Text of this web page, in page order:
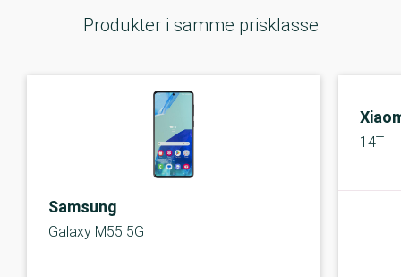
Produkter i samme prisklasse
Samsung
Galaxy M55 5G
14T